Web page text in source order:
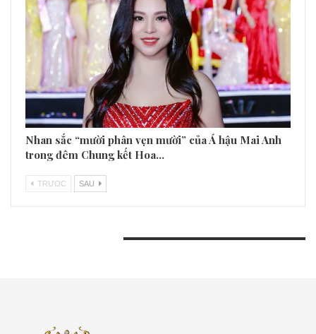
Nhan sắc “mười phân vẹn mười” của Á hậu Mai Anh
trong đêm Chung kết Hoa…
TRƯƠC SAU